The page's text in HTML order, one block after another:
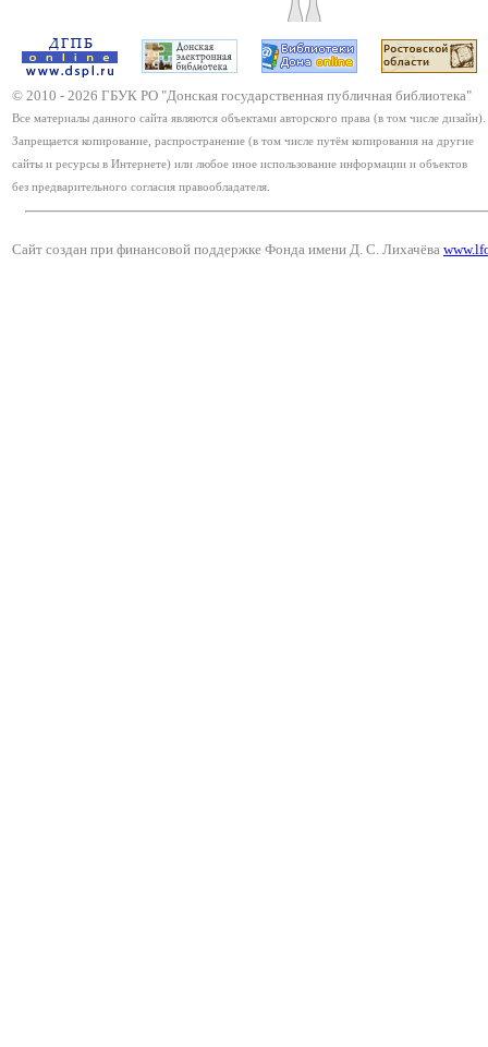
© 2010 - 2026 ГБУК РО "Донская государственная публичная библиотека"
Все материалы данного сайта являются объектами авторского права (в том числе дизайн).
Запрещается копирование, распространение (в том числе путём копирования на другие
сайты и ресурсы в Интернете) или любое иное использование информации и объектов
без предварительного согласия правообладателя.
Сайт создан при финансовой поддержке Фонда имени Д. С. Лихачёва